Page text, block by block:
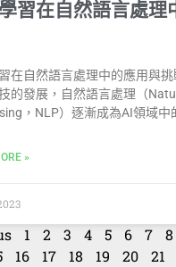
習在自然語言處理
在自然語言處理中的應用與挑
的發展，自然語言處理（
，NLP）逐漸成為AI領域中
»
1 2 3 4 5 6 7 8
16 17 18 19 20 21